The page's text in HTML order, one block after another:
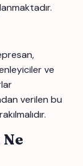
ve
verilen bu